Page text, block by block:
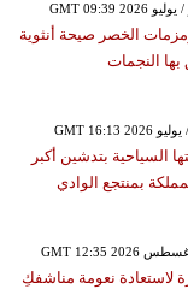
الخصر صيحة أنثوية
بها النجمات
السياحية بتدشين أكبر
بمنتجع الوادي
لاستعادة نعومة مناشفكِ